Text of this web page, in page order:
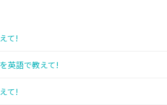
て!
英語で教えて!
て!